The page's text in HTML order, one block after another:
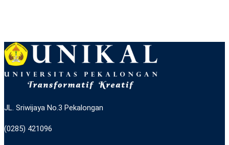
JL. Sriwijaya No.3 Pekalongan
(0285) 421096